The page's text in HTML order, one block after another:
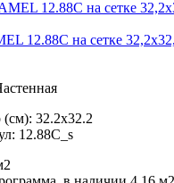
12.88C на сетке
(см): 32.2x32.2
12.88C_s